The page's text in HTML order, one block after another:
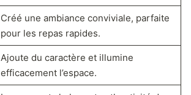
Créé une ambiance conviviale, parfaite
pour les repas rapides.
Ajoute du caractère et illumine
efficacement l’espace.